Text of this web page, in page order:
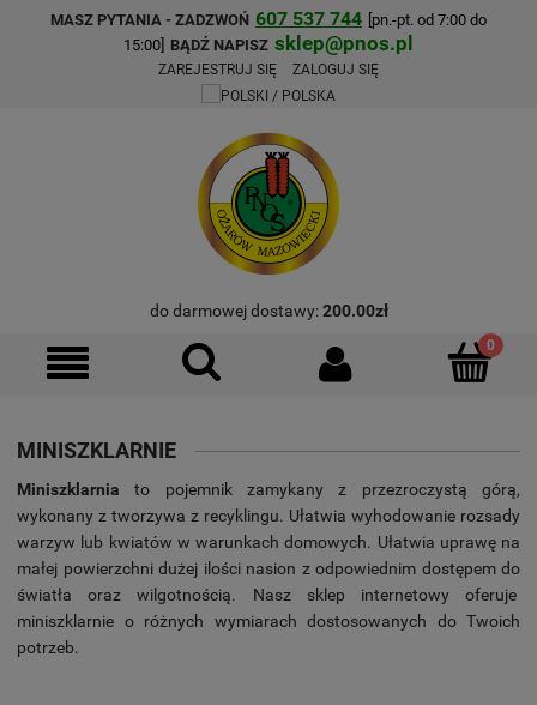
MASZ PYTANIA - ZADZWOŃ 607 537 744 [pn.-pt. od 7:00 do
15:00] BĄDŹ NAPISZ sklep@pnos.pl
ZAREJESTRUJ SIĘ ZALOGUJ SIĘ
do darmowej dostawy:200.00zł
MINISZKLARNIE
Miniszklarnia to pojemnik zamykany z przezroczystą górą,
wykonany z tworzywa z recyklingu. Ułatwia wyhodowanie rozsady
warzyw lub kwiatów w warunkach domowych. Ułatwia uprawę na
małej powierzchni dużej ilości nasion z odpowiednim dostępem do
światła oraz wilgotnością. Nasz sklep internetowy oferuje
miniszklarnie o różnych wymiarach dostosowanych do Twoich
potrzeb.